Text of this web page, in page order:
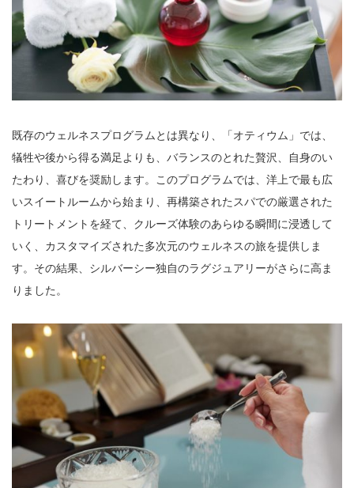
既存のウェルネスプログラムとは異なり、「オティウム」では、
犠牲や後から得る満足よりも、バランスのとれた贅沢、自身のい
たわり、喜びを奨励します。このプログラムでは、洋上で最も広
いスイートルームから始まり、再構築されたスパでの厳選された
トリートメントを経て、クルーズ体験のあらゆる瞬間に浸透して
いく、カスタマイズされた多次元のウェルネスの旅を提供しま
す。その結果、シルバーシー独自のラグジュアリーがさらに高ま
りました。